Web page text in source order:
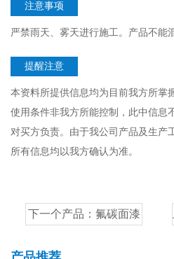
注意事项
严禁雨天、雾天进行施工。产品不能
提醒注意
本资料所提供信息均为目前我方所掌
使用条件非我方所能控制，此中信息
对买方负责。由于我公司产品及生产
所有信息均以我方确认为准。
下一个产品： 氟碳面漆